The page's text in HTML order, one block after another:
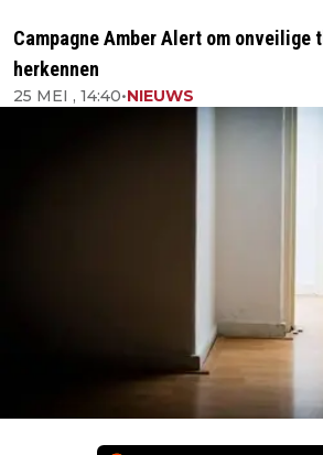
Campagne Amber Alert om
herkennen
25 MEI , 14:40•NIEUWS